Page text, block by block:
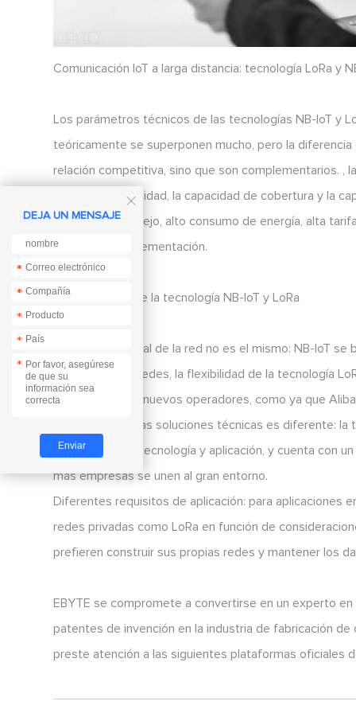
Comunicación IoT a larga distancia: tecnología LoRa y
Los parámetros técnicos de las tecnologías NB-loT y
teóricamente se superponen mucho, pero la
relación competitiva, sino que son complementarios. ,
sistema, la velocidad, la capacidad de cobertura y la
protocolo complejo, alto consumo de energía, alta
privatizar la implementación.
Diferencias entre la tecnología NB-loT y LoRa
El cuerpo principal de la red no es el mismo: NB-loT
operadores de redes, la flexibilidad de la tecnología
una variedad de nuevos operadores, como ya que
La madurez de las soluciones técnicas es diferente:
en términos de tecnología y aplicación, y cuenta con
más empresas se unen al gran entorno.
Diferentes requisitos de aplicación: para aplicaciones
redes privadas como LoRa en función de
prefieren construir sus propias redes y mantener los
EBYTE se compromete a convertirse en un experto
patentes de invención en la industria de fabricación
preste atención a las siguientes plataformas oficiales

DEJA UN MENSAJE
*
*
*
*
*
*
*